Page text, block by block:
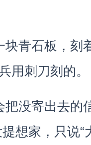
块青石板，刻
用刺刀刻的。
把没寄出去的
想家，只说“